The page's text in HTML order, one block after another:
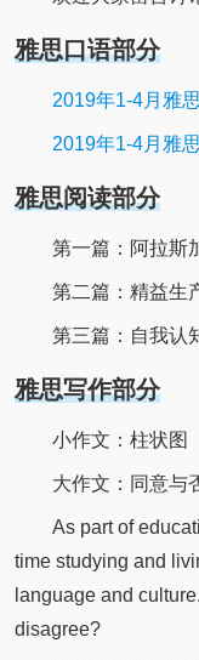
雅思口语部分
2019年1-4月雅
2019年1-4月雅
雅思阅读部分
第一篇：阿拉斯
第二篇：精益生
第三篇：自我认
雅思写作部分
小作文：柱状图
大作文：同意与
As part of
time studying and
language and
disagree?